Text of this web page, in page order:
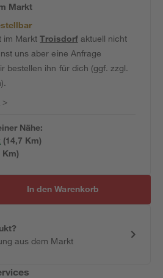
Markt
im MarktTroisdorfaktuell nicht
uns aber eine Anfrage
bestellen ihn für dich (ggf. zzgl.
>
Nähe:
(14,7 Km)
Km)
In den Warenkorb
aus dem Markt